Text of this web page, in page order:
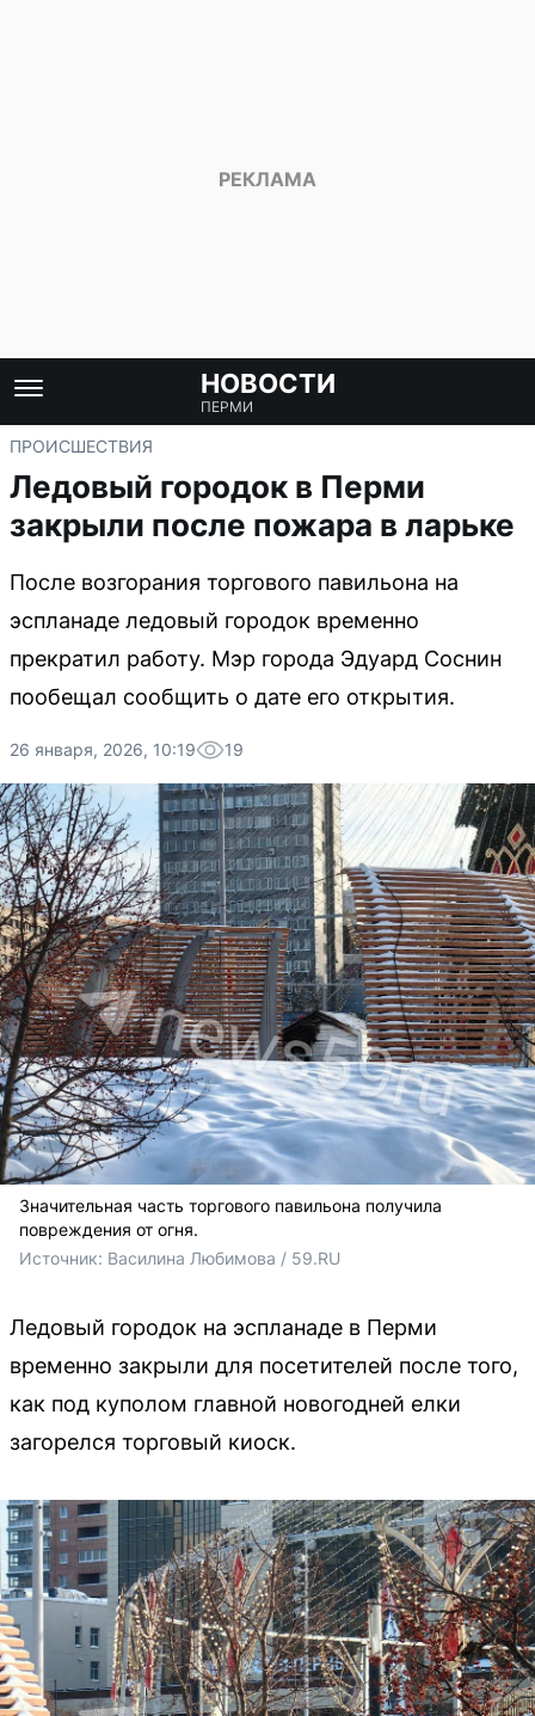
НОВОСТИ
ПЕРМИ
ПРОИСШЕСТВИЯ
Ледовый городок в Перми
закрыли после пожара в ларьке
После возгорания торгового павильона на
эспланаде ледовый городок временно
прекратил работу. Мэр города Эдуард Соснин
пообещал сообщить о дате его открытия.
26 января, 2026, 10:19 19
Значительная часть торгового павильона получила
повреждения от огня.
Источник: Василина Любимова / 59.RU
Ледовый городок на эспланаде в Перми
временно закрыли для посетителей после того,
как под куполом главной новогодней елки
загорелся торговый киоск.